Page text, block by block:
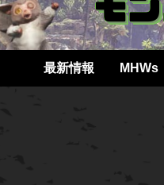
最新情報 MHWs